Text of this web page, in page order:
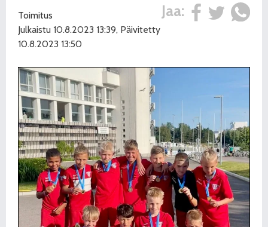
Jaa:
Toimitus
Julkaistu 10.8.2023 13:39, Päivitetty
10.8.2023 13:50